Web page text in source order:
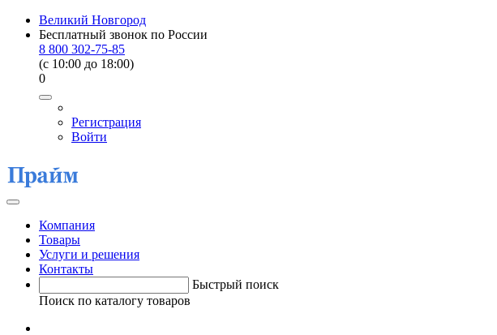
Великий Новгород
Бесплатный звонок по России
8 800 302-75-85
(c 10:00 до 18:00)
0
Регистрация
Войти
Компания
Товары
Услуги и решения
Контакты
Быстрый поиск
Поиск по каталогу товаров